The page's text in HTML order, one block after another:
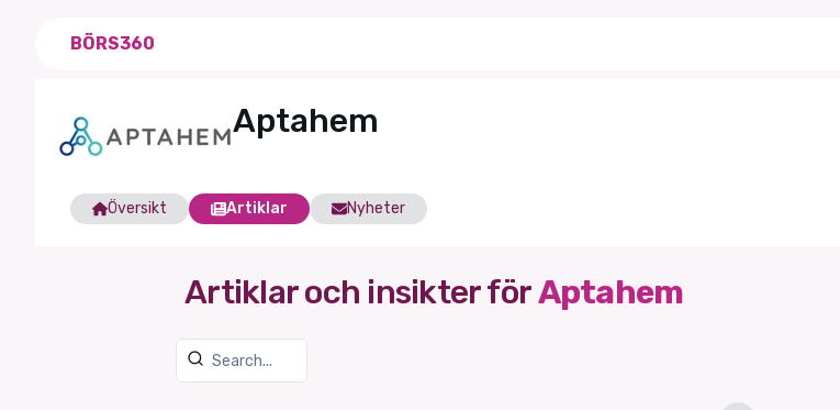
BÖRS360
Aptahem
Översikt Artiklar Nyheter
Artiklar och insikter förAptahem